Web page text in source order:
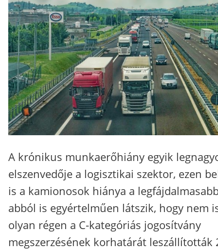
A krónikus munkaerőhiány egyik
elszenvedője a logisztikai szektor, ezen
is a kamionosok hiánya a
abból is egyértelműen látszik, hogy nem
olyan régen a C-kategóriás jogosítvány
megszerzésének korhatárát leszállították